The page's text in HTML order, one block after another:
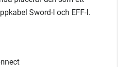
Sword-I och EFF-I.